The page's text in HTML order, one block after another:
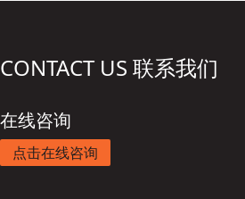
CONTACT US 联系我们
在线咨询
点击在线咨询